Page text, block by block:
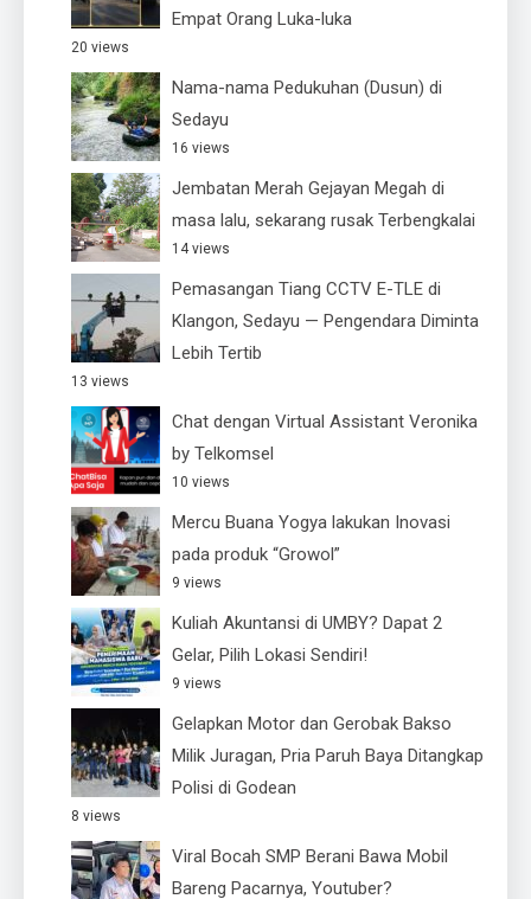
Empat Orang Luka-luka
20 views
Nama-nama Pedukuhan (Dusun) di
Sedayu
16 views
Jembatan Merah Gejayan Megah di
masa lalu, sekarang rusak Terbengkalai
14 views
Pemasangan Tiang CCTV E-TLE di
Klangon, Sedayu — Pengendara Diminta
Lebih Tertib
13 views
Chat dengan Virtual Assistant Veronika
by Telkomsel
10 views
Mercu Buana Yogya lakukan Inovasi
pada produk “Growol”
9 views
Kuliah Akuntansi di UMBY? Dapat 2
Gelar, Pilih Lokasi Sendiri!
9 views
Gelapkan Motor dan Gerobak Bakso
Milik Juragan, Pria Paruh Baya Ditangkap
Polisi di Godean
8 views
Viral Bocah SMP Berani Bawa Mobil
Bareng Pacarnya, Youtuber?